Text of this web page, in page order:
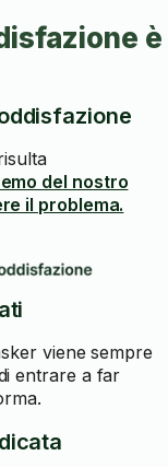
è
del nostro
il problema.
viene sempre
entrare a far